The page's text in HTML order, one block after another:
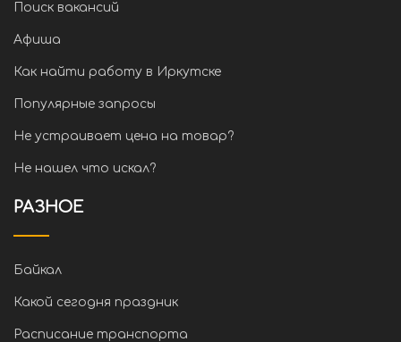
Поиск вакансий
Афиша
Как найти работу в Иркутске
Популярные запросы
Не устраивает цена на товар?
Не нашел что искал?
РАЗНОЕ
Байкал
Какой сегодня праздник
Расписание транспорта